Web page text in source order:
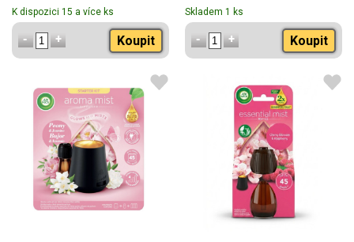
K dispozici 15 a více ks
Koupit
Skladem 1 ks
Koupit